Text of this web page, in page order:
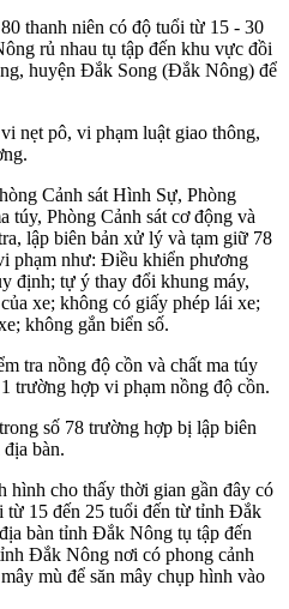
thanh niên có độ tuổi từ 15 - 30
rủ nhau tụ tập đến khu vực đồi
huyện Đắk Song (Đắk Nông) để
nẹt pô, vi phạm luật giao thông,
Cảnh sát Hình Sự, Phòng
tú‌y, Phòng Cảnh sát cơ động và
lập biên bản xử lý và tạm giữ 78
phạm như: Điều khiển phương
định; tự ý thay đổi khung máy,
xe; không có giấy phép lái xe;
không gắn biển số.
tra nồng độ cồn và chất m‌a tú‌y
trường hợp vi phạm nồng độ cồn.
số 78 trường hợp bị lập biên
bàn.
hình cho thấy thời gian gần đây có
từ 15 đến 25 tuổi đến từ tỉnh Đắk
bàn tỉnh Đắk Nông tụ tập đến
Đắk Nông nơi có phong cảnh
mù để săn mây chụp hình vào